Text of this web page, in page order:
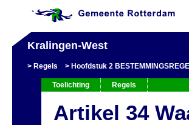
Kralingen-West
Regels Hoofdstuk 2
Toelichting Regels
Artikel 34